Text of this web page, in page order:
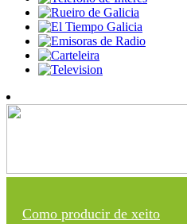
Como producir de xeito